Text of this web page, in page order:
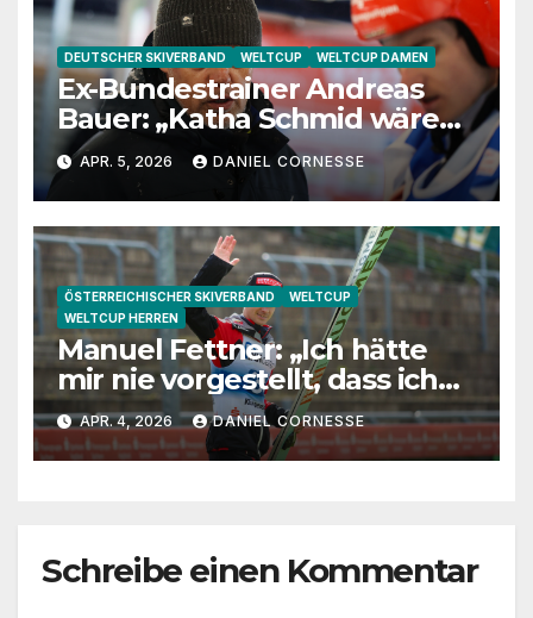
DEUTSCHER SKIVERBAND WELTCUP WELTCUP DAMEN
Ex-Bundestrainer Andreas
Bauer: „Katha Schmid wäre
eine extrem gute
Jugendtrainerin“
APR. 5, 2026 DANIEL CORNESSE
ÖSTERREICHISCHER SKIVERBAND
WELTCUP
WELTCUP HERREN
Manuel Fettner: „Ich hätte
mir nie vorgestellt, dass ich
so lange springe“
APR. 4, 2026 DANIEL CORNESSE
Schreibe einen Kommentar